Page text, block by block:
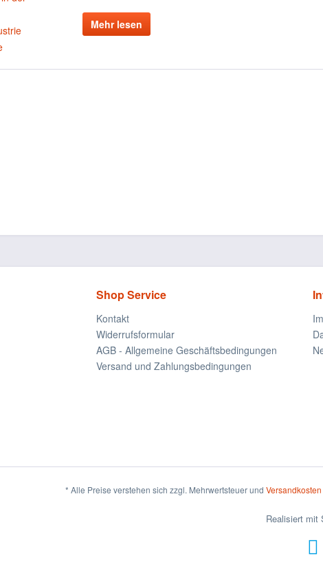
Mehr lesen
Shop Service
Kontakt
Widerrufsformular
AGB - Allgemeine Geschäftsbedingungen
Versand und Zahlungsbedingungen
* Alle Preise verstehen sich zzgl. Mehrwertsteuer und Versandkosten
Realisiert mit